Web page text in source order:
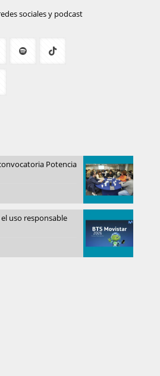
sociales y podcast
Potencia
uso responsable